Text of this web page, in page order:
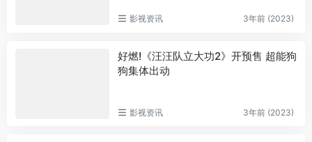
影视资讯 3年前 (2023)
好燃!《汪汪队立大功2》开预售 超能狗
狗集体出动
影视资讯 3年前 (2023)